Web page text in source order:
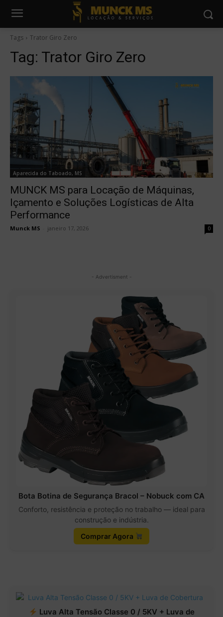
Tags Trator Giro Zero
Tag: Trator Giro Zero
Aparecida do Taboado, MS
MUNCK MS para Locação de Máquinas,
Içamento e Soluções Logísticas de Alta
Performance
Munck MS janeiro 17, 2026 0
- Advertisment -
Bota Botina de Segurança Bracol – Nobuck com CA
Conforto, resistência e proteção no trabalho — ideal para
construção e indústria.
Comprar Agora
Luva Alta Tensão Classe 0 / 5KV + Luva de